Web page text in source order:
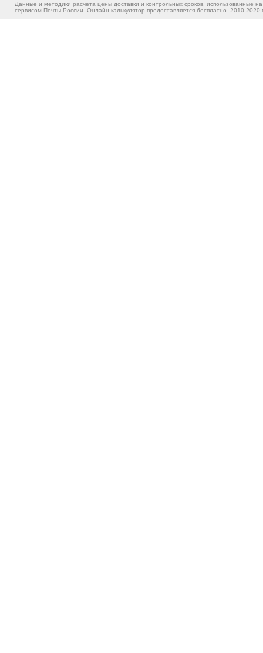
Данные и методики расчета цены доставки и контрольных сроков, использованные
сервисом Почты России. Онлайн калькулятор предоставляется бесплатно. 2010-2020